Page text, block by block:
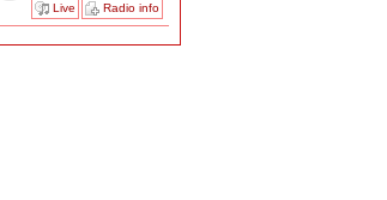
Live
Radio info